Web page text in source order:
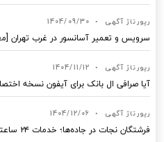
رپورتاژ آگهی •
1404/09/30
سرویس و تعمیر آسانسور در غرب تهران
رپورتاژ آگهی •
1404/11/12
آیا صرافی ال بانک برای آیفون نسخه
رپورتاژ آگهی •
1404/12/06
فرشتگان نجات در جاده‌ها؛ خدمات ۲۴ ساعته امداد خودرو سمنان